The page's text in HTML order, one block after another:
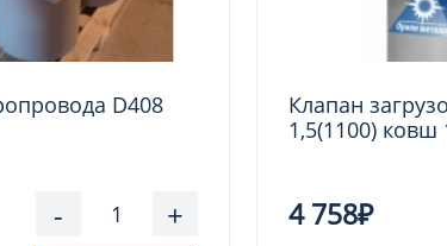
D408
- +
Клапан
1,5(1100) ковш
4 758₽